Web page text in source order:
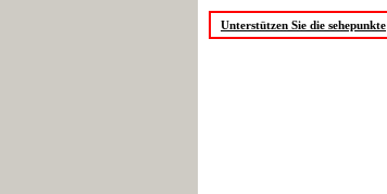
Unterstützen Sie die sehepunkte